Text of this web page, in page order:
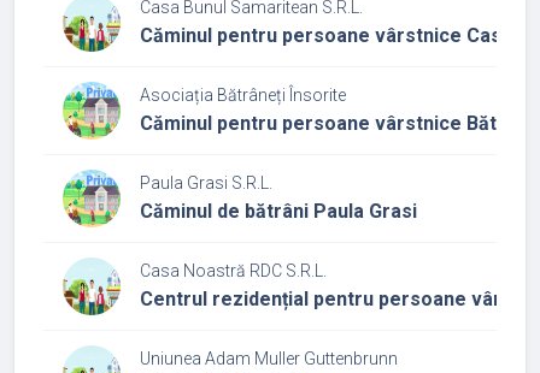
Casa Bunul Samaritean S.R.L.
Căminul pentru persoane vârstnice Casa
Asociația Bătrâneți Însorite
Căminul pentru persoane vârstnice
Paula Grasi S.R.L.
Căminul de bătrâni Paula Grasi
Casa Noastră RDC S.R.L.
Centrul rezidențial pentru persoane
Uniunea Adam Muller Guttenbrunn